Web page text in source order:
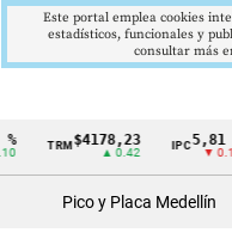
Cintillo
TRM$4178,23
▲ 0.42
IPC5,81 %
▼ 0.12
Pico y Placa Medellín
Este portal emplea cookies
estadísticos, funcionales y
consultar más